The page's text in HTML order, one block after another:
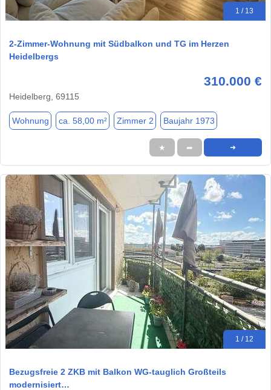
1 / 13
2-Zimmer-Wohnung mit Südbalkon und TG im Herzen
Heidelbergs
310.000 €
Heidelberg, 69115
Wohnung ca. 58,00 m² Zimmer 2 Baujahr 1973
★ ➦ ➜
1 / 12
Bezugsfreie 2 ZKB mit Balkon WG-tauglich Großteils
modernisiert…